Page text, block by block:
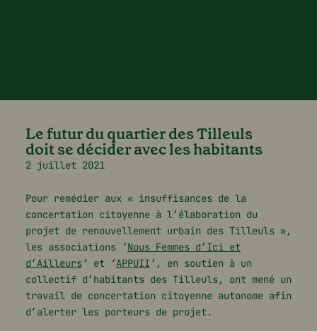
Le futur du quartier des Tilleuls
doit se décider avec les habitants
2 juillet 2021
Pour remédier aux « insuffisances de la
concertation citoyenne à l’élaboration du
projet de renouvellement urbain des Tilleuls »,
les associations ‘Nous Femmes d’Ici et
d’Ailleurs‘ et ‘APPUII ‘, en soutien à un
collectif d’habitants des Tilleuls, ont mené un
travail de concertation citoyenne autonome afin
d’alerter les porteurs de projet.